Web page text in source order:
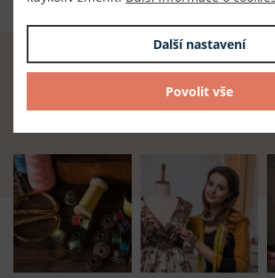
Radost z tvoření
Najdete zde vše, co
Další nastavení
Povolit vše